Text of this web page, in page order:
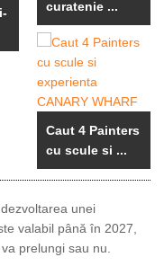
curatenie ...
Caut 4 Painters
cu scule si ...
unei
valabil până în 2027,
prelungi sau nu.